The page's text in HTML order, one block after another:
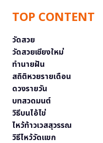
TOP CONTENT
วัดสวย
วัดสวยเชียงใหม่
ทำนายฝัน
สถิติหวยรายเดือน
ดวงรายวัน
บทสวดมนต์
วิธีบนไอ้ไข่
ไหว้ท้าวเวสสุวรรณ
วิธีไหว้วัดแขก